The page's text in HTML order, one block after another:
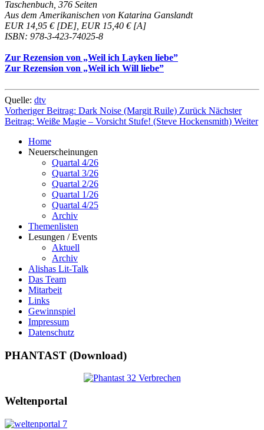
Taschenbuch, 376 Seiten
Aus dem Amerikanischen von Katarina Ganslandt
EUR 14,95 € [DE], EUR 15,40 € [A]
ISBN: 978-3-423-74025-8
Zur Rezension von „Weil ich Layken liebe”
Zur Rezension von „Weil ich Will liebe”
Quelle: dtv
Vorheriger Beitrag: Dark Noise (Margit Ruile) Zurück Nächster
Beitrag: Weiße Magie – Vorsicht Stufe! (Steve Hockensmith) Weiter
Home
Neuerscheinungen
Quartal 4/26
Quartal 3/26
Quartal 2/26
Quartal 1/26
Quartal 4/25
Archiv
Themenlisten
Lesungen / Events
Aktuell
Archiv
Alishas Lit-Talk
Das Team
Mitarbeit
Links
Gewinnspiel
Impressum
Datenschutz
PHANTAST (Download)
Weltenportal